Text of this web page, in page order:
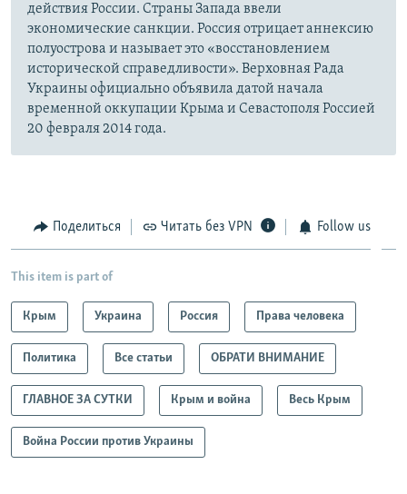
действия России. Страны Запада ввели
экономические санкции. Россия отрицает аннексию
полуострова и называет это «восстановлением
исторической справедливости». Верховная Рада
Украины официально объявила датой начала
временной оккупации Крыма и Севастополя Россией
20 февраля 2014 года.
Поделиться Читать без VPN Follow us
This item is part of
Крым Украина Россия Права человека
Политика Все статьи ОБРАТИ ВНИМАНИЕ
ГЛАВНОЕ ЗА СУТКИ Крым и война Весь Крым
Война России против Украины